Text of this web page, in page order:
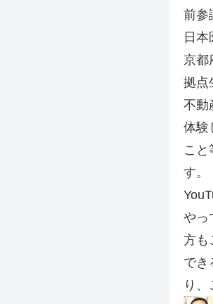
前参
日本
京都
拠点
不動
体験
こと
す。
やっ
方も
でき
り、